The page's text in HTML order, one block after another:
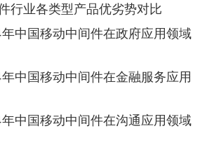
行业各类型产品优劣势对比
中国移动中间件在政府应用领域
中国移动中间件在金融服务应用
中国移动中间件在沟通应用领域